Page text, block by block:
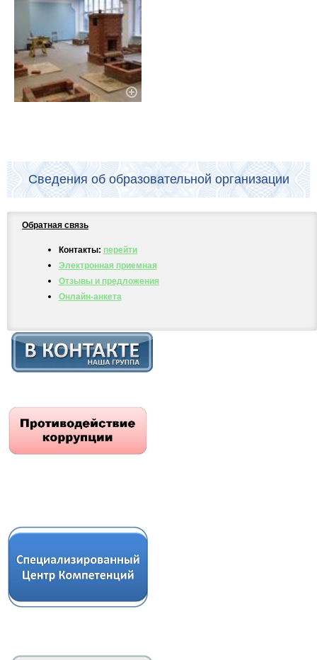
Сведения об образовательной организации
Обратная связь
Контакты: перейти
Электронная приемная
Отзывы и предложения
Онлайн-анкета